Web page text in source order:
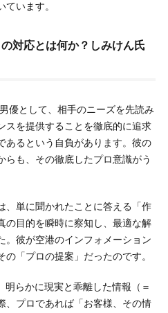
います。
対応とは何か？しみけん氏
優として、相手のニーズを先読み
スを提供することを徹底的に追求
あるという自負があります。彼の
らも、その徹底したプロ意識がう
、単に聞かれたことに答える「作
の目的を瞬時に察知し、最適な解
。彼が空港のインフォメーション
「プロの提案」だったのです。
明らかに現実と乖離した情報（＝
、プロであれば「お客様、その情